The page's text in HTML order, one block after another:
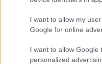
I want to allow my
Google for online
I want to allow Google
personalized
Αστυνομικός